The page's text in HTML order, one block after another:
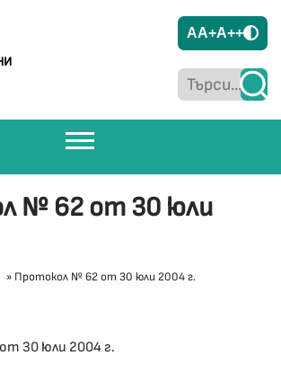
AA+A++
№ 62 от 30 юли
» Протокол № 62 от 30 юли 2004 г.
30 юли 2004 г.